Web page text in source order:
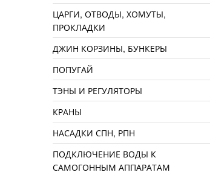
ЦАРГИ, ОТВОДЫ, ХОМУТЫ,
ПРОКЛАДКИ
ДЖИН КОРЗИНЫ, БУНКЕРЫ
ПОПУГАЙ
ТЭНЫ И РЕГУЛЯТОРЫ
КРАНЫ
НАСАДКИ СПН, РПН
ПОДКЛЮЧЕНИЕ ВОДЫ К
САМОГОННЫМ АППАРАТАМ